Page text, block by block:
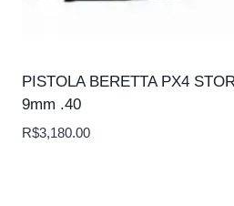
PISTOLA BERETTA PX4
9mm .40
R$3,180.00